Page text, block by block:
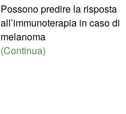
Possono predire la risposta
all’immunoterapia in caso di
melanoma
(Continua)